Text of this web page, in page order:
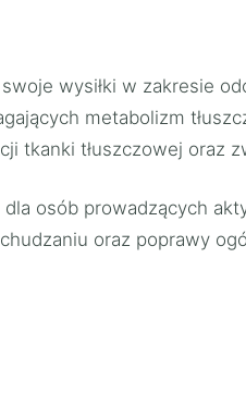
wysiłki w zakresie
metabolizm
tkanki tłuszczowej oraz
osób prowadzących
oraz poprawy